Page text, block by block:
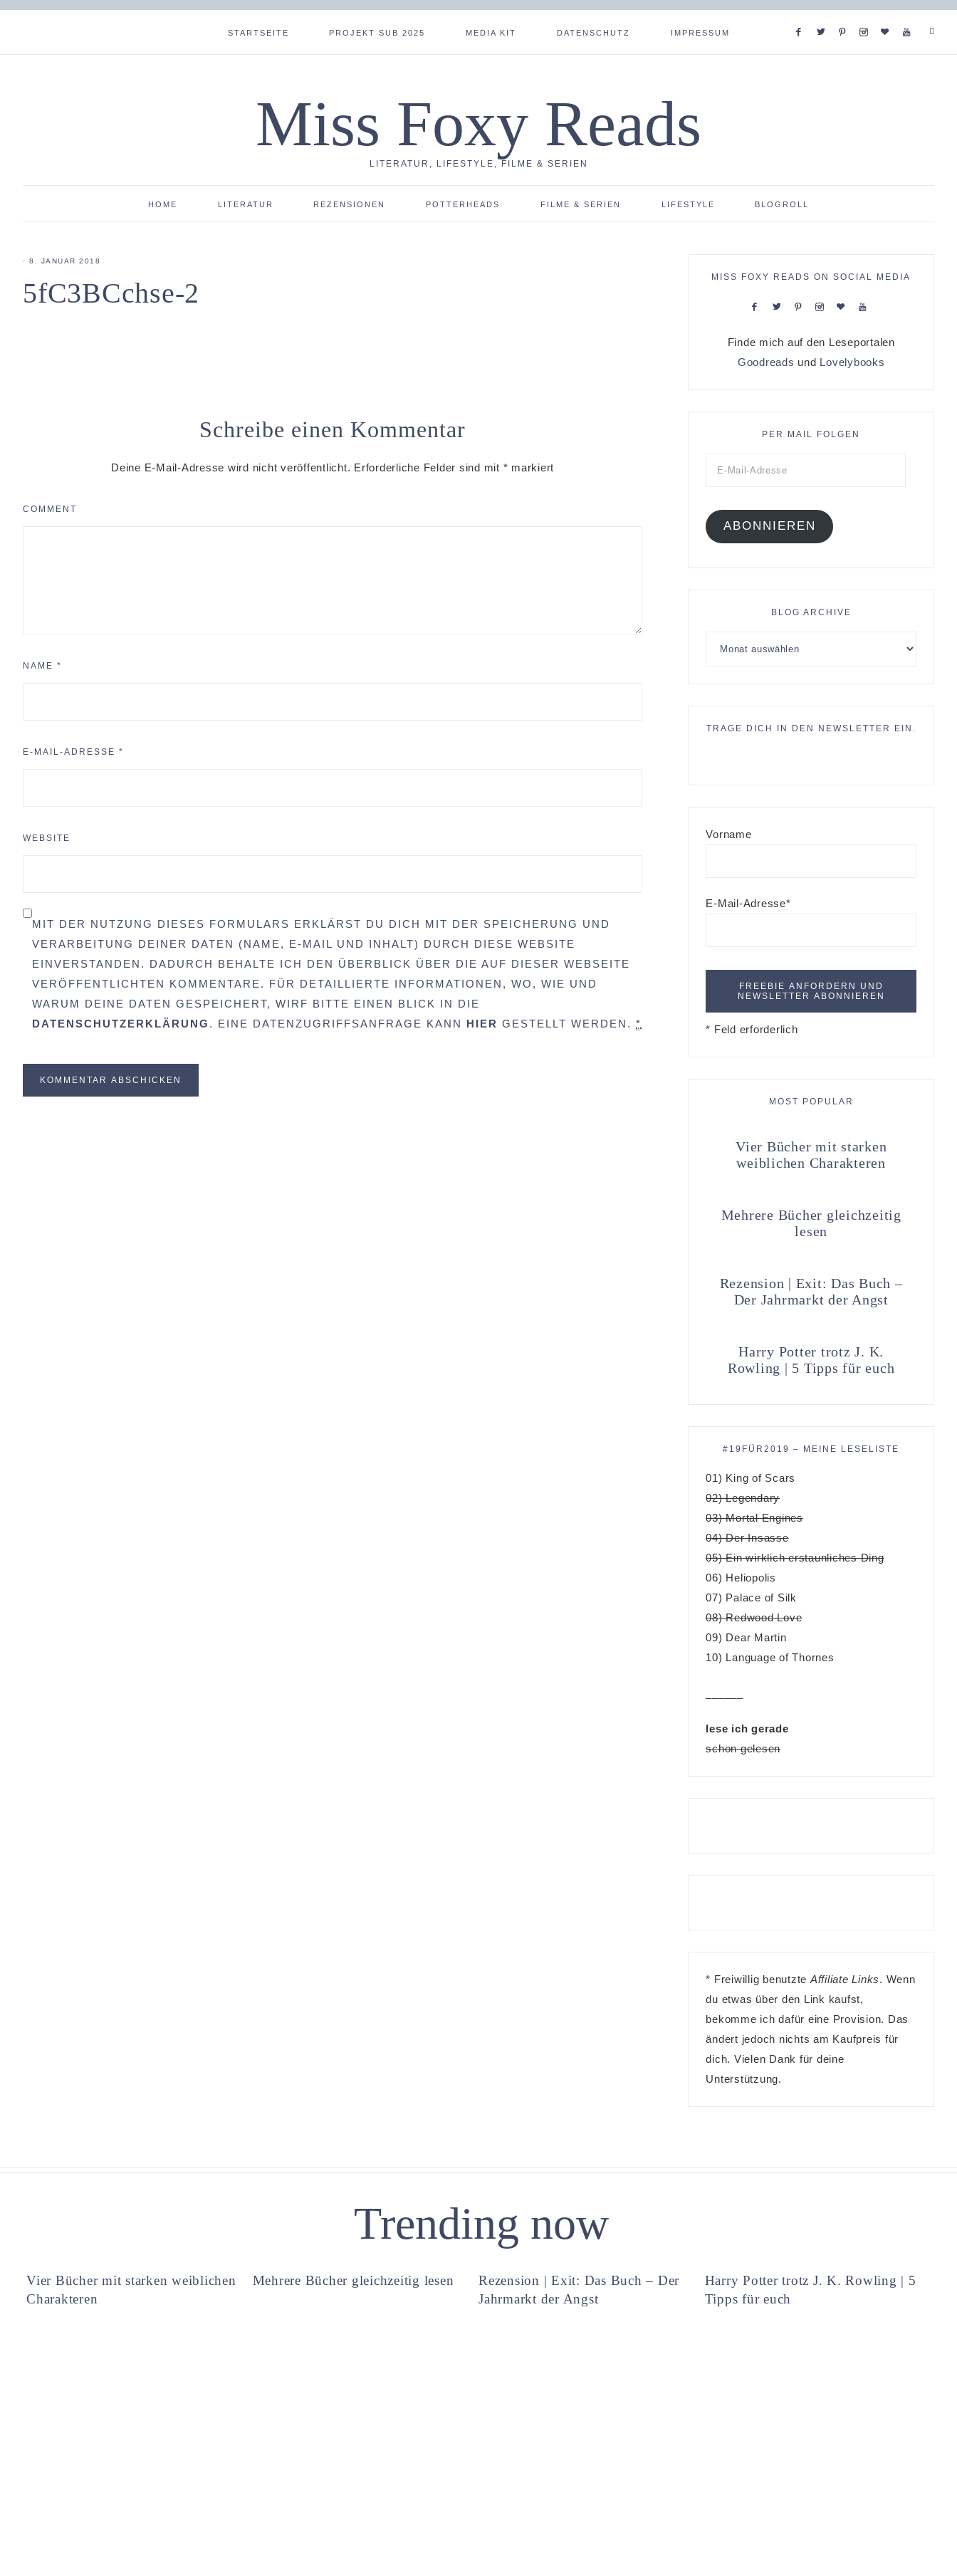
STARTSEITE PROJEKT SUB 2025 MEDIA KIT DATENSCHUTZ IMPRESSUM
Miss Foxy Reads
LITERATUR, LIFESTYLE, FILME & SERIEN
HOME LITERATUR REZENSIONEN POTTERHEADS FILME & SERIEN LIFESTYLE BLOGROLL
· 8. JANUAR 2018
5fC3BCchse-2
Schreibe einen Kommentar
Deine E-Mail-Adresse wird nicht veröffentlicht. Erforderliche Felder sind mit * markiert
COMMENT
NAME *
E-MAIL-ADRESSE *
WEBSITE
MIT DER NUTZUNG DIESES FORMULARS ERKLÄRST DU DICH MIT DER SPEICHERUNG UND
VERARBEITUNG DEINER DATEN (NAME, E-MAIL UND INHALT) DURCH DIESE WEBSITE
EINVERSTANDEN. DADURCH BEHALTE ICH DEN ÜBERBLICK ÜBER DIE AUF DIESER WEBSEITE
VERÖFFENTLICHTEN KOMMENTARE. FÜR DETAILLIERTE INFORMATIONEN, WO, WIE UND
WARUM DEINE DATEN GESPEICHERT, WIRF BITTE EINEN BLICK IN DIE
DATENSCHUTZERKLÄRUNG . EINE DATENZUGRIFFSANFRAGE KANN HIER GESTELLT WERDEN. *
MISS FOXY READS ON SOCIAL MEDIA
Finde mich auf den Leseportalen
Goodreads und Lovelybooks
PER MAIL FOLGEN
ABONNIEREN
BLOG ARCHIVE
TRAGE DICH IN DEN NEWSLETTER EIN.
Vorname
E-Mail-Adresse*
* Feld erforderlich
MOST POPULAR
Vier Bücher mit starken
weiblichen Charakteren
Mehrere Bücher gleichzeitig
lesen
Rezension | Exit: Das Buch –
Der Jahrmarkt der Angst
Harry Potter trotz J. K.
Rowling | 5 Tipps für euch
#19FÜR2019 – MEINE LESELISTE
01) King of Scars
02) Legendary
03) Mortal Engines
04) Der Insasse
05) Ein wirklich erstaunliches Ding
06) Heliopolis
07) Palace of Silk
08) Redwood Love
09) Dear Martin
10) Language of Thornes
lese ich gerade
schon gelesen
* Freiwillig benutzte Affiliate Links. Wenn
du etwas über den Link kaufst,
bekomme ich dafür eine Provision. Das
ändert jedoch nichts am Kaufpreis für
dich. Vielen Dank für deine
Unterstützung.
Trending now
Vier Bücher mit starken weiblichen
Charakteren
Mehrere Bücher gleichzeitig lesen
Rezension | Exit: Das Buch – Der
Jahrmarkt der Angst
Harry Potter trotz J. K. Rowling | 5
Tipps für euch